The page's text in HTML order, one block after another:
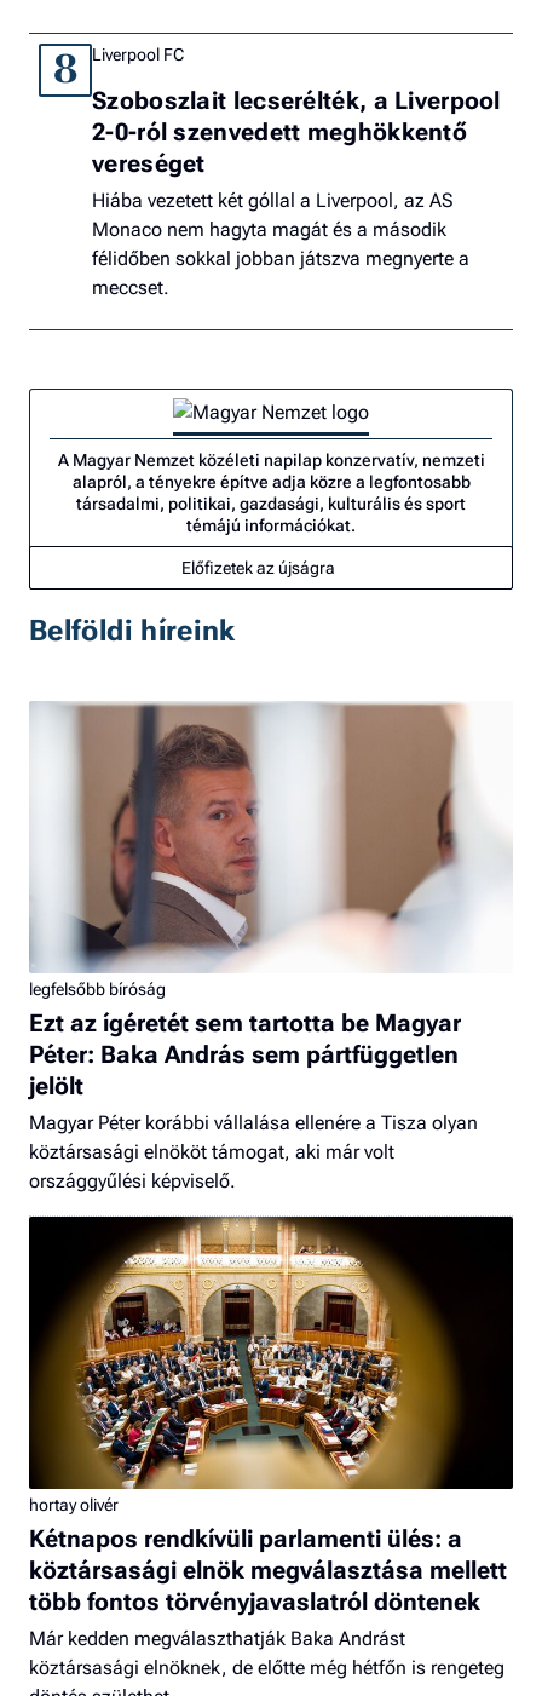
8 Liverpool FC
Szoboszlait lecserélték, a Liverpool
2-0-ról szenvedett meghökkentő
vereséget
Hiába vezetett két góllal a Liverpool, az AS
Monaco nem hagyta magát és a második
félidőben sokkal jobban játszva megnyerte a
meccset.
A Magyar Nemzet közéleti napilap konzervatív, nemzeti
alapról, a tényekre építve adja közre a legfontosabb
társadalmi, politikai, gazdasági, kulturális és sport
témájú információkat.
Előfizetek az újságra
Belföldi híreink
legfelsőbb bíróság
Ezt az ígéretét sem tartotta be Magyar
Péter: Baka András sem pártfüggetlen
jelölt
Magyar Péter korábbi vállalása ellenére a Tisza olyan
köztársasági elnököt támogat, aki már volt
országgyűlési képviselő.
hortay olivér
Kétnapos rendkívüli parlamenti ülés: a
köztársasági elnök megválasztása mellett
több fontos törvényjavaslatról döntenek
Már kedden megválaszthatják Baka Andrást
köztársasági elnöknek, de előtte még hétfőn is rengeteg